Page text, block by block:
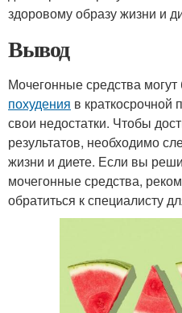
здоровому образу жизни и
Вывод
Мочегонные средства
похудения в краткосрочной
свои недостатки. Чтобы
результатов, необходимо
жизни и диете. Если вы
мочегонные средства,
обратиться к специалисту